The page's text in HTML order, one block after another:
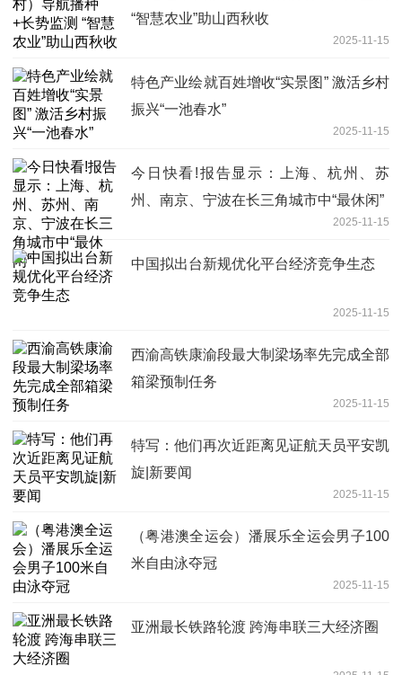
“智慧农业”助山西秋收
2025-11-15
特色产业绘就百姓增收“实景图” 激活乡村
振兴“一池春水”
2025-11-15
今日快看!报告显示：上海、杭州、苏
州、南京、宁波在长三角城市中“最休闲”
2025-11-15
中国拟出台新规优化平台经济竞争生态
2025-11-15
西渝高铁康渝段最大制梁场率先完成全部
箱梁预制任务
2025-11-15
特写：他们再次近距离见证航天员平安凯
旋|新要闻
2025-11-15
（粤港澳全运会）潘展乐全运会男子100
米自由泳夺冠
2025-11-15
亚洲最长铁路轮渡 跨海串联三大经济圈